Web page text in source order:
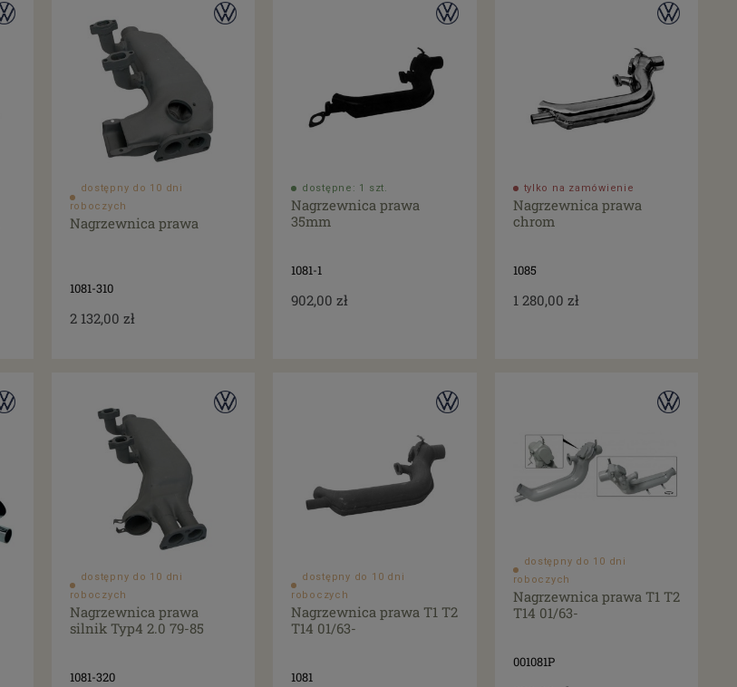
dostępny do 10 dni
roboczych
Nagrzewnica prawa
1081-310
2 132,00 zł
dostępne: 1 szt.
Nagrzewnica prawa
35mm
1081-1
902,00 zł
tylko na zamówienie
Nagrzewnica prawa
chrom
1085
1 280,00 zł
dostępny do 10 dni
roboczych
Nagrzewnica prawa
silnik Typ4 2.0 79-85
1081-320
dostępny do 10 dni
roboczych
Nagrzewnica prawa T1 T2
T14 01/63-
1081
dostępny do 10 dni
roboczych
Nagrzewnica prawa T1 T2
T14 01/63-
001081P